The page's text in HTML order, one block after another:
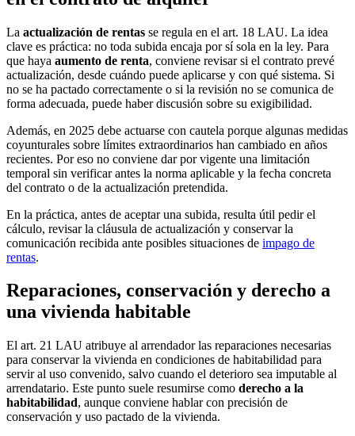
La actualización de rentas se regula en el art. 18 LAU. La idea
clave es práctica: no toda subida encaja por sí sola en la ley. Para
que haya aumento de renta, conviene revisar si el contrato prevé
actualización, desde cuándo puede aplicarse y con qué sistema. Si
no se ha pactado correctamente o si la revisión no se comunica de
forma adecuada, puede haber discusión sobre su exigibilidad.
Además, en 2025 debe actuarse con cautela porque algunas medidas
coyunturales sobre límites extraordinarios han cambiado en años
recientes. Por eso no conviene dar por vigente una limitación
temporal sin verificar antes la norma aplicable y la fecha concreta
del contrato o de la actualización pretendida.
En la práctica, antes de aceptar una subida, resulta útil pedir el
cálculo, revisar la cláusula de actualización y conservar la
comunicación recibida ante posibles situaciones de impago de
rentas.
Reparaciones, conservación y derecho a
una vivienda habitable
El art. 21 LAU atribuye al arrendador las reparaciones necesarias
para conservar la vivienda en condiciones de habitabilidad para
servir al uso convenido, salvo cuando el deterioro sea imputable al
arrendatario. Este punto suele resumirse como derecho a la
habitabilidad, aunque conviene hablar con precisión de
conservación y uso pactado de la vivienda.